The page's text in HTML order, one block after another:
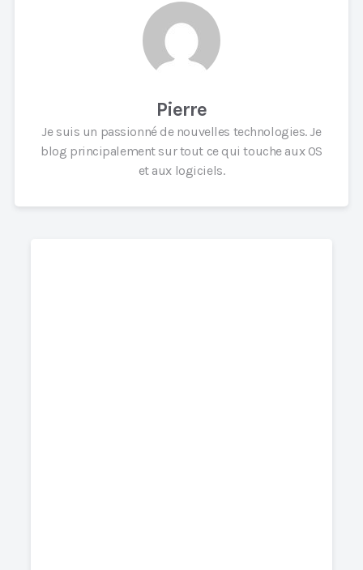
Pierre
Je suis un passionné de nouvelles technologies. Je
blog principalement sur tout ce qui touche aux OS
et aux logiciels.